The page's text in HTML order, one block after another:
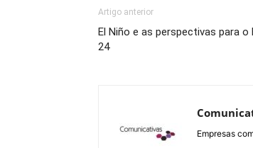
Artigo anterior
El Niño e as perspectivas para o
24
Empresas